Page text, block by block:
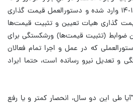
فقط بخشی از بازار، در بهمن ١۴٠١ وارد شده و دستورالعمل قیمت گذاری
گذاری هیات تعیین و تثبیت قیمت‌ها
ضوابط (تثبیت قیمت‌ها) ورشکستگی برای
که در عمل و اجرا تمام فعالان
و تعدیل نیرو رسانده است، حتما ایراد
طی این دو سال، انحصار کمتر و یا رفع